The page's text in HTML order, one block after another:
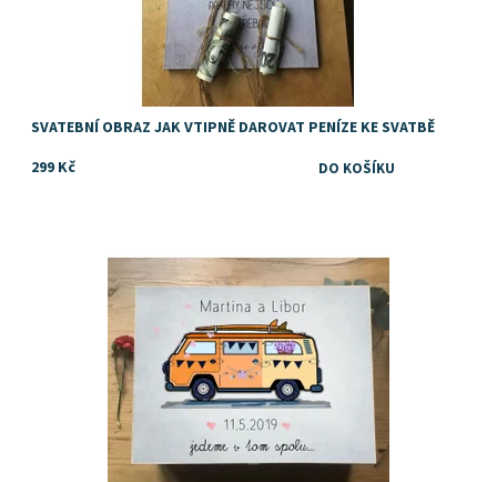
SVATEBNÍ OBRAZ JAK VTIPNĚ DAROVAT PENÍZE KE SVATBĚ
299 Kč
Skladem